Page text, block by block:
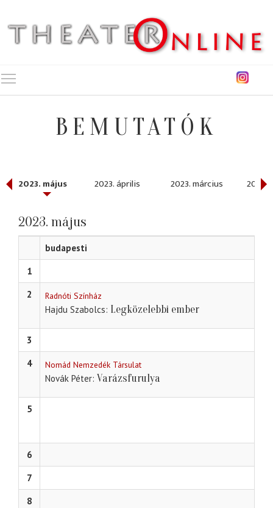
BEMUTATÓK
2023. május 2023. április 2023. március 2023.
2023. május
budapesti
1
2
Radnóti Színház
Hajdu Szabolcs Legközelebbi ember
3
4
Nomád Nemzedék Társulat
Novák Péter Varázsfurulya
5
6
7
8